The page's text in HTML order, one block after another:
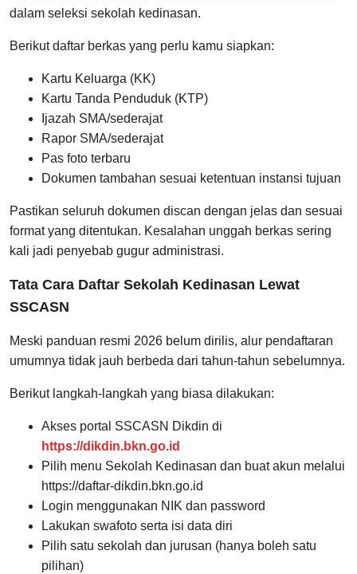
dalam seleksi sekolah kedinasan.
Berikut daftar berkas yang perlu kamu siapkan:
Kartu Keluarga (KK)
Kartu Tanda Penduduk (KTP)
Ijazah SMA/sederajat
Rapor SMA/sederajat
Pas foto terbaru
Dokumen tambahan sesuai ketentuan instansi tujuan
Pastikan seluruh dokumen discan dengan jelas dan sesuai
format yang ditentukan. Kesalahan unggah berkas sering
kali jadi penyebab gugur administrasi.
Tata Cara Daftar Sekolah Kedinasan Lewat
SSCASN
Meski panduan resmi 2026 belum dirilis, alur pendaftaran
umumnya tidak jauh berbeda dari tahun-tahun sebelumnya.
Berikut langkah-langkah yang biasa dilakukan:
Akses portal SSCASN Dikdin di
https://dikdin.bkn.go.id
Pilih menu Sekolah Kedinasan dan buat akun melalui
https://daftar-dikdin.bkn.go.id
Login menggunakan NIK dan password
Lakukan swafoto serta isi data diri
Pilih satu sekolah dan jurusan (hanya boleh satu
pilihan)